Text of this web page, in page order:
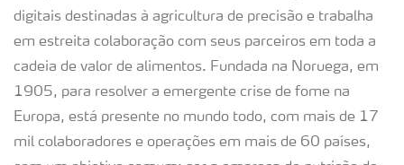
digitais destinadas à agricultura de precisão e trabalha
em estreita colaboração com seus parceiros em toda a
cadeia de valor de alimentos. Fundada na Noruega, em
1905, para resolver a emergente crise de fome na
Europa, está presente no mundo todo, com mais de 17
mil colaboradores e operações em mais de 60 países,